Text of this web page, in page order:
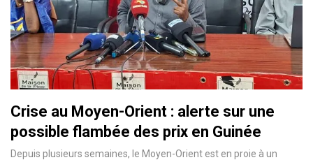
Crise au Moyen-Orient : alerte sur une
possible flambée des prix en Guinée
Depuis plusieurs semaines, le Moyen-Orient est en proie à un